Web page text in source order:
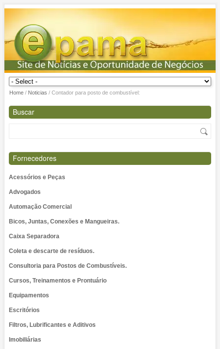
Home/ Noticias / Contador para posto de combustível:
Buscar
Fornecedores
Acessórios e Peças
Advogados
Automação Comercial
Bicos, Juntas, Conexões e Mangueiras.
Caixa Separadora
Coleta e descarte de resíduos.
Consultoria para Postos de Combustíveis.
Cursos, Treinamentos e Prontuário
Equipamentos
Escritórios
Filtros, Lubrificantes e Aditivos
Imobiliárias